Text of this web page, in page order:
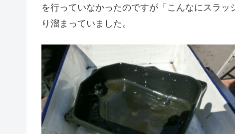
を行っていなかったのですが「こんなにスラ
り溜まっていました。